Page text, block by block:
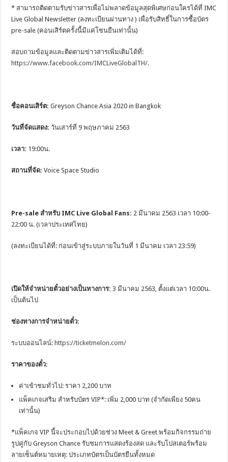
* สามารถติดตามรับข่าวสารเพื่อไม่พลาดข้อมูลสุดพิเศษก่อนใครได้ที่ IMC
Live Global Newsletter (ลงทะเบียนผ่านทาง ) เพื่อรับสิทธิ์ในการซื้อบัตร
pre-sale (คอนเสิร์ตครั้งนี้มีแค่โซนยืนเท่านั้น)
สอบถามข้อมูลและติดตามข่าวสารเพิ่มเติมได้ที่:
https://www.facebook.com/IMCLiveGlobalTH/.
ชื่อคอนเสิร์ต: Greyson Chance Asia 2020 in Bangkok
วันที่จัดแสดง: วันเสาร์ที่ 9 พฤษภาคม 2563
เวลา: 19:00น.
สถานที่จัด: Voice Space Studio
Pre-sale สำหรับ IMC Live Global Fans: 2 มีนาคม 2563 เวลา 10:00-
22:00 น. (เวลาประเทศไทย)
(ลงทะเบียนได้ที่: ก่อนเข้าสู่ระบบภายในวันที่ 1 มีนาคม เวลา 23:59)
เปิดให้จำหน่ายตั๋วอย่างเป็นทางการ: 3 มีนาคม 2563, ตั้งแต่เวลา 10:00น.
เป็นต้นไป
ช่องทางการจำหน่ายตั๋ว:
ระบบออนไลน์: https://ticketmelon.com/
ราคาของตั๋ว:
ค่าเข้าชมทั่วไป: ราคา 2,200 บาท
แพ็คเกจเสริม สำหรับบัตร VIP*: เพิ่ม 2,000 บาท (จำกัดเพียง 50คน
เท่านั้น)
*แพ็คเกจ VIP นี้จะประกอบไปด้วยช่วง Meet & Greet พร้อมกิจกรรมถ่าย
รูปคู่กับ Greyson Chance รับชมการแสดงร้องสด และรับโปสเตอร์พร้อม
ลายเซ็นต์หมายเหตุ: ประเภทบัตรเป็นบัตรยืนทั้งหมด